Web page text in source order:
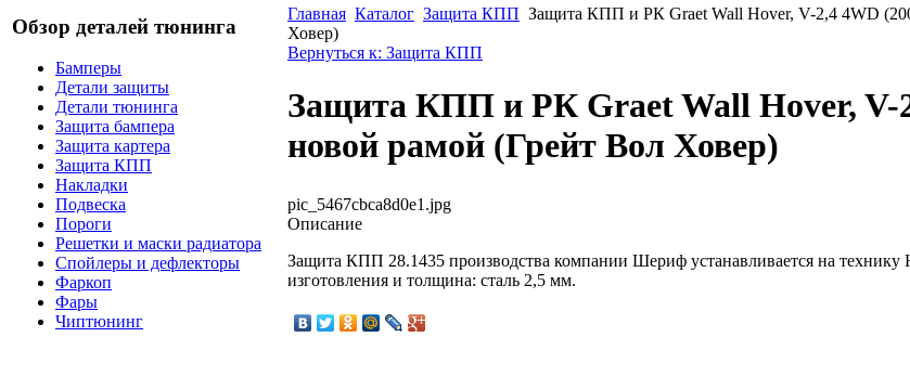
Обзор деталей тюнинга
Бамперы
Детали защиты
Детали тюнинга
Защита бампера
Защита картера
Защита КПП
Накладки
Подвеска
Пороги
Решетки и маски радиатора
Спойлеры и дефлекторы
Фаркоп
Фары
Чиптюнинг
Главная Каталог Защита КПП Защита КПП и РК Graet Wall Hover, V-2,4 4WD
Ховер)
Вернуться к: Защита КПП
Защита КПП и РК Graet Wall Hover, V-
новой рамой (Грейт Вол Ховер)
pic_5467cbca8d0e1.jpg
Описание
Защита КПП 28.1435 производства компании Шериф устанавливается на технику
изготовления и толщина: сталь 2,5 мм.